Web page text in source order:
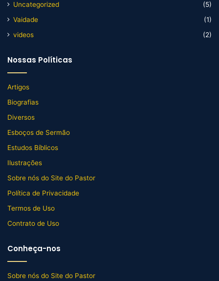
Uncategorized
(5)
Vaidade
(1)
videos
(2)
Nossas Políticas
Artigos
Biografias
Diversos
Esboços de Sermão
Estudos Bíblicos
Ilustrações
Sobre nós do Site do Pastor
Política de Privacidade
Termos de Uso
Contrato de Uso
Conheça-nos
Sobre nós do Site do Pastor